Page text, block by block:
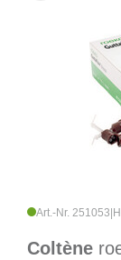
Art.-Nr. 251053
Coltène